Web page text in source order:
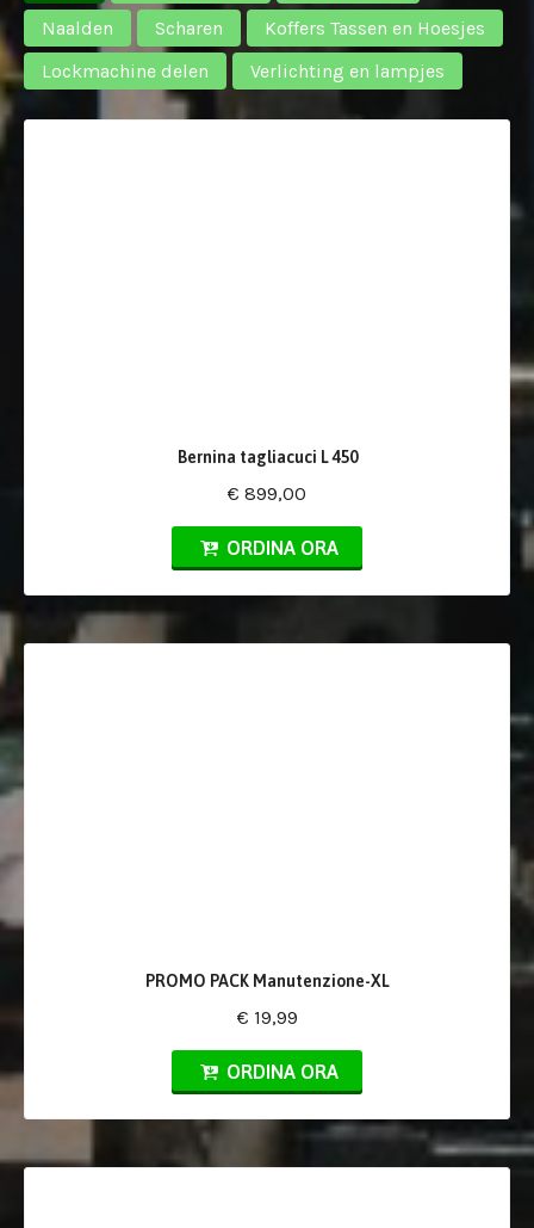
Naalden
Scharen
Koffers Tassen en Hoesjes
Lockmachine delen
Verlichting en lampjes
Bernina tagliacuci L 450
€ 899,00
ORDINA ORA
PROMO PACK Manutenzione-XL
€ 19,99
ORDINA ORA